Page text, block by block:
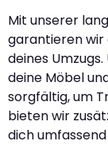
Mit unserer
garantieren wir
deines
deine Möbel
sorgfältig, um
bieten wir
dich